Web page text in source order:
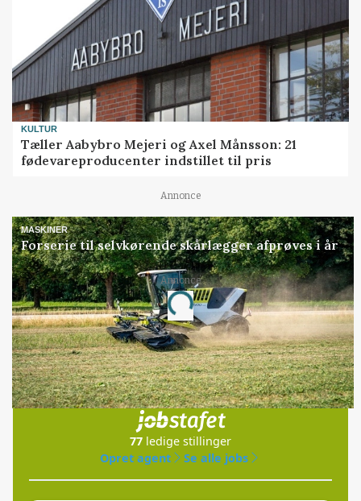
KULTUR
Tæller Aabybro Mejeri og Axel Månsson: 21
fødevareproducenter indstillet til pris
Annonce
MASKINER
Forserie til selvkørende skårlægger afprøves i år
Annonce
Loading...
Jobs
i samarbejde med
77 ledige stillinger
Opret agent
Se alle jobs